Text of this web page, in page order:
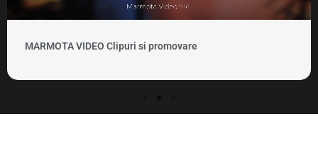
MARMOTA VIDEO Clipuri si promovare